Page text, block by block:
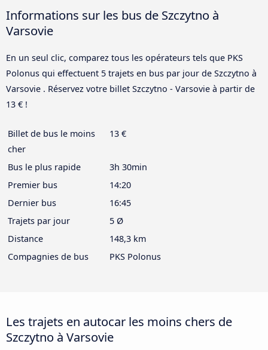
Informations sur les bus de Szczytno à
Varsovie
En un seul clic, comparez tous les opérateurs tels que PKS
Polonus qui effectuent 5 trajets en bus par jour de Szczytno à
Varsovie . Réservez votre billet Szczytno - Varsovie à partir de
13 € !
Billet de bus le moins
cher
13 €
Bus le plus rapide
3h 30min
Premier bus
14:20
Dernier bus
16:45
Trajets par jour
5 Ø
Distance
148,3 km
Compagnies de bus
PKS Polonus
Les trajets en autocar les moins chers de
Szczytno à Varsovie